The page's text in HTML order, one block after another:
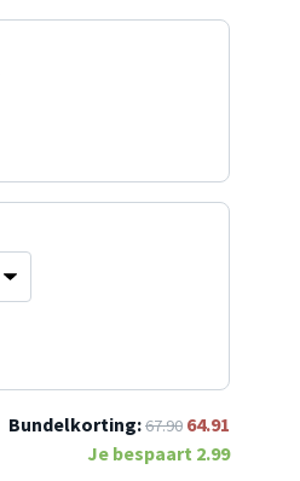
Bundelkorting:67.90 64.91
Je bespaart 2.99